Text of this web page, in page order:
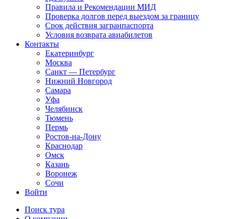
Правила и Рекомендации МИД
Проверка долгов перед выездом за границу
Срок действия загранпаспорта
Условия возврата авиабилетов
Контакты
Екатеринбург
Москва
Санкт — Петербург
Нижний Новгород
Самара
Уфа
Челябинск
Тюмень
Пермь
Ростов-на-Дону
Краснодар
Омск
Казань
Воронеж
Сочи
Войти
Поиск тура